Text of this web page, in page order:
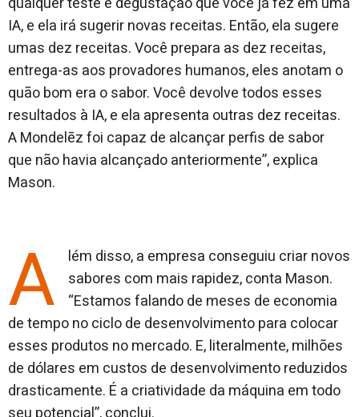
IA, e ela irá sugerir novas receitas. Então, ela sugere
umas dez receitas. Você prepara as dez receitas,
entrega-as aos provadores humanos, eles anotam o
quão bom era o sabor. Você devolve todos esses
resultados à IA, e ela apresenta outras dez receitas.
A Mondelēz foi capaz de alcançar perfis de sabor
que não havia alcançado anteriormente”, explica
Mason.
A
lém disso, a empresa conseguiu criar novos
sabores com mais rapidez, conta Mason.
“Estamos falando de meses de economia
de tempo no ciclo de desenvolvimento para colocar
esses produtos no mercado. E, literalmente, milhões
de dólares em custos de desenvolvimento reduzidos
drasticamente. É a criatividade da máquina em todo